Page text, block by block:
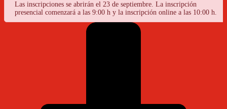
Las inscripciones se abrirán el 23 de septiembre. La inscripción
presencial comenzará a las 9:00 h y la inscripción online a las 10:00 h.